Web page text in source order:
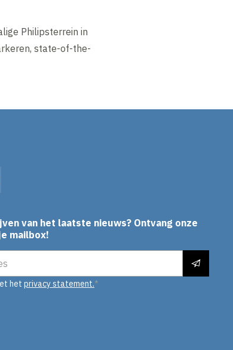
Philipsterrein in
state-of-the-
van het laatste nieuws? Ontvang onze
mailbox!
het privacy statement.